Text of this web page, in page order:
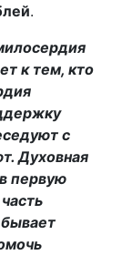
.
к тем, кто
с
Духовная
первую